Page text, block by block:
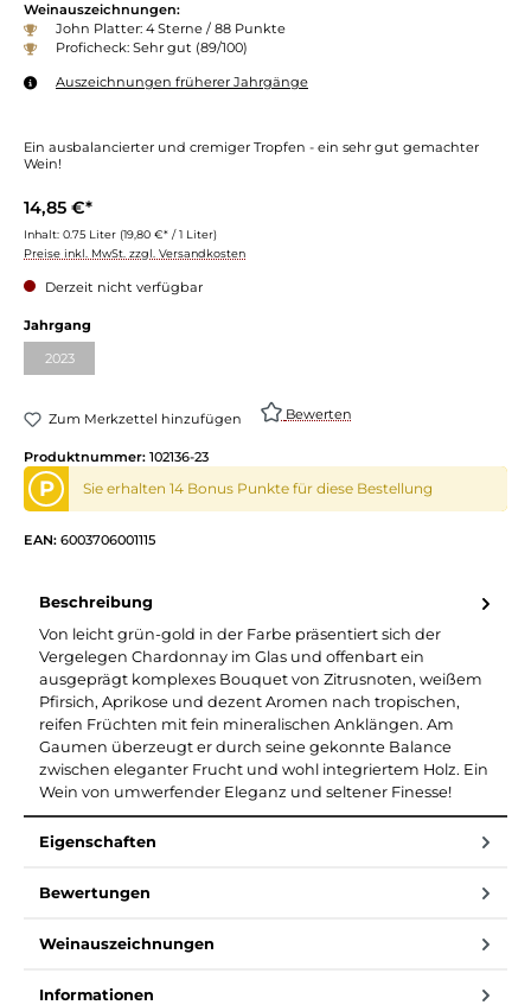
Weinauszeichnungen:
John Platter: 4 Sterne / 88 Punkte
Proficheck: Sehr gut (89/100)
Auszeichnungen früherer Jahrgänge
Ein ausbalancierter und cremiger Tropfen - ein sehr gut gemachter
Wein!
14,85 €*
Inhalt: 0.75 Liter (19,80 €* / 1 Liter)
Preise inkl. MwSt. zzgl. Versandkosten
Derzeit nicht verfügbar
Jahrgang
2023
Zum Merkzettel hinzufügen Bewerten
Produktnummer: 102136-23
P Sie erhalten 14 Bonus Punkte für diese Bestellung
EAN: 6003706001115
Beschreibung
Von leicht grün-gold in der Farbe präsentiert sich der
Vergelegen Chardonnay im Glas und offenbart ein
ausgeprägt komplexes Bouquet von Zitrusnoten, weißem
Pfirsich, Aprikose und dezent Aromen nach tropischen,
reifen Früchten mit fein mineralischen Anklängen. Am
Gaumen überzeugt er durch seine gekonnte Balance
zwischen eleganter Frucht und wohl integriertem Holz. Ein
Wein von umwerfender Eleganz und seltener Finesse!
Eigenschaften
Bewertungen
Weinauszeichnungen
Informationen